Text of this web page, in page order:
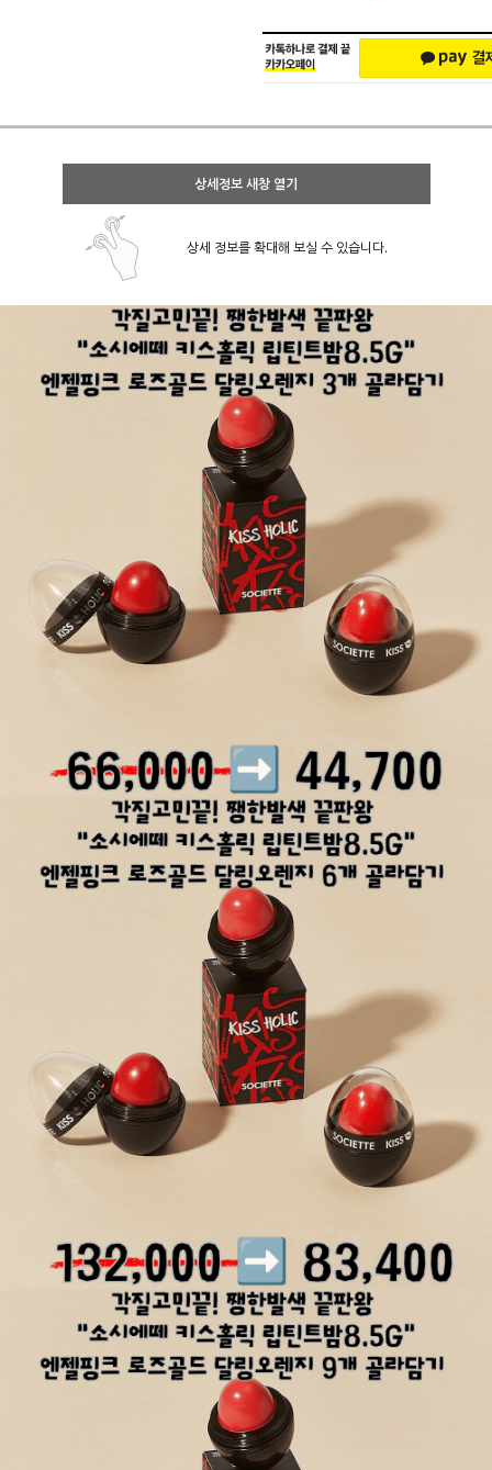
상세정보 새창 열기
상세 정보를 확대해 보실 수 있습니다.